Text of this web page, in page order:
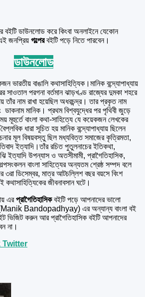
বইটি ডাউনলোড করে কিংবা অনলাইনে যেকোন
জনপ্রিয় গল্পেরবইটি পড়ে নিতে পারবেন।
ডাউনলোড
ভারতীয় বাঙালি কথাসাহিত্যিক।মানিক বন্দ্যোপাধ্যায়
সাওতাল পরগনা বর্তমান ঝাড়খণ্ড রাজ্যের দুমকা শহরে
তাঁর নাম রাখা হয়েছিল অধরচন্দ্র। তার প্রকৃত নাম
ডাকনাম মানিক। প্রথম বিশ্বযুদ্ধের পর পৃথিবী জুড়ে
মূহুর্তে বাংলা কথা-সাহিত্যে যে কয়েকজন লেখকের
ধারা সূচিত হয় মানিক বন্দ্যোপাধ্যায় ছিলেন
মূল বিষয়বস্তু ছিল মধ্যবিত্ত সমাজের কৃত্রিমতা,
ইত্যাদি।তাঁর রচিত পুতুলনাচের ইতিকথা,
ইত্যাদি উপন্যাস ও অতসীমামী, প্রাগৈতিহাসিক,
বাংলা সাহিত্যের অন্যতম শ্রেষ্ঠ সম্পদ বলে
৩রা ডিসেম্বর, মাত্র আটচল্লিশ বছর বয়সে বিংশ
জীবনাবসান ঘটে।
এরপ্রাগৈতিহাসিকবইটি পড়ে আপনাদের ভালো
(Manik Bandopadhyay) এর অন্যান্য বাংলা বই
ভিজিট করুন আর প্রাগৈতিহাসিক বইটি আপনাদের
না।
Twitter